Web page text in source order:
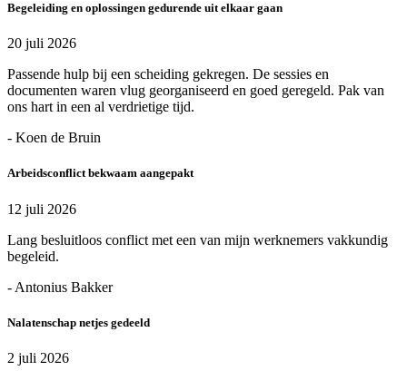
Begeleiding en oplossingen gedurende uit elkaar gaan
20 juli 2026
Passende hulp bij een scheiding gekregen. De sessies en
documenten waren vlug georganiseerd en goed geregeld. Pak van
ons hart in een al verdrietige tijd.
- Koen de Bruin
Arbeidsconflict bekwaam aangepakt
12 juli 2026
Lang besluitloos conflict met een van mijn werknemers vakkundig
begeleid.
- Antonius Bakker
Nalatenschap netjes gedeeld
2 juli 2026